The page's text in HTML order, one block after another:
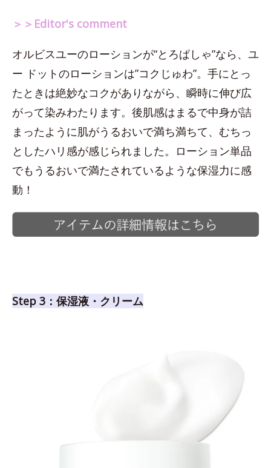
＞＞Editor's comment
オルビスユーのローションが“とろぱしゃ”なら、ユ
ー ドットのローションは”コクじゅわ”。手にとっ
たときは絶妙なコクがありながら、瞬時に伸び広
がって染みわたります。後肌感はまるで中身が詰
まったように肌がうるおいで満ち満ちて、むちっ
としたハリ感が感じられました。ローション単品
でもうるおいで満たされているような保湿力に感
動！
Step 3：保湿液・クリーム